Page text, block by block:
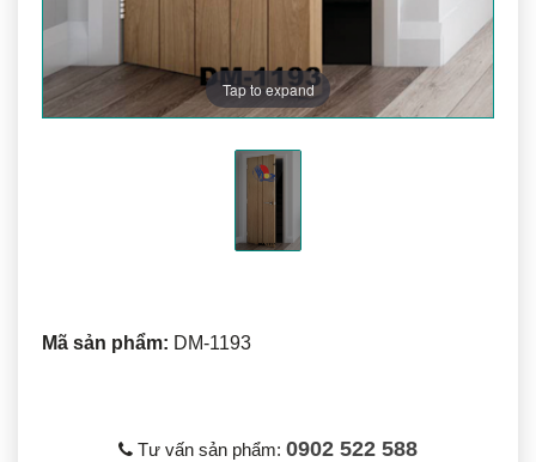
Tap to expand
Mã sản phẩm: DM-1193
Tư vấn sản phẩm: 0902 522 588